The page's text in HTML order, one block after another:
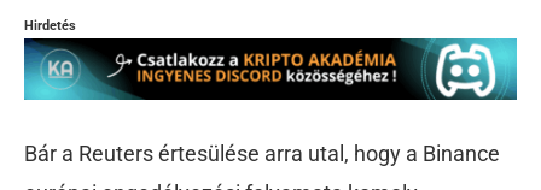
Hirdetés
Bár a Reuters értesülése arra utal, hogy a Binance